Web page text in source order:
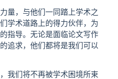
量，与他们一同踏上学术之
学术道路上的得力伙伴，为
指导。无论是面临论文写作
追求，他们都将是我们可以
我们将不再被学术困境所束